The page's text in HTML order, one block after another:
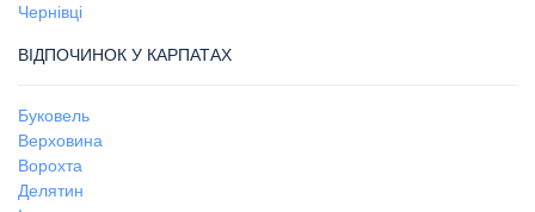
Чернівці
ВІДПОЧИНОК У КАРПАТАХ
Буковель
Верховина
Ворохта
Делятин